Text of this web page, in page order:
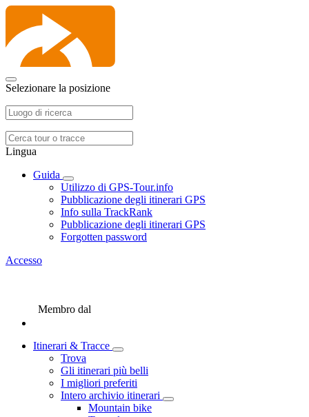
Selezionare la posizione
Lingua
Guida
Utilizzo di GPS-Tour.info
Pubblicazione degli itinerari GPS
Info sulla TrackRank
Pubblicazione degli itinerari GPS
Forgotten password
Accesso
Membro dal
Itinerari & Tracce
Trova
Gli itinerari più belli
I migliori preferiti
Intero archivio itinerari
Mountain bike